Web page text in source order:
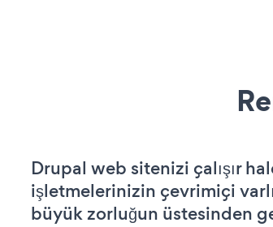
Drupal web sitenizi çalışır
işletmelerinizin çevrimiçi
büyük zorluğun üstesinden